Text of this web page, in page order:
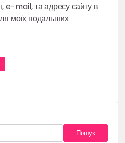
e-mail, та адресу сайту в
моїх подальших
Пошук